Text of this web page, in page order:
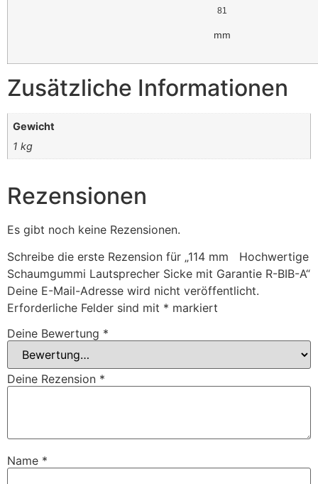
81
mm
Zusätzliche Informationen
Gewicht
1 kg
Rezensionen
Es gibt noch keine Rezensionen.
Schreibe die erste Rezension für „114 mm Hochwertige
Schaumgummi Lautsprecher Sicke mit Garantie R-BIB-A“
Deine E-Mail-Adresse wird nicht veröffentlicht.
Erforderliche Felder sind mit * markiert
Deine Bewertung *
Deine Rezension *
Name *